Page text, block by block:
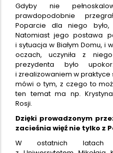
Gdyby nie
prawdopodobnie
Poparcie dla niego było,
Natomiast jego postawa
i sytuacja w Białym Domu, i
oczach, uczyniła z
prezydenta było
i zrealizowaniem w praktyce
mówi o tym, z czego to
ten temat ma np.
Rosji.
Dzięki prowadzonym
zacieśnia więź nie tylko z
W ostatnich latach